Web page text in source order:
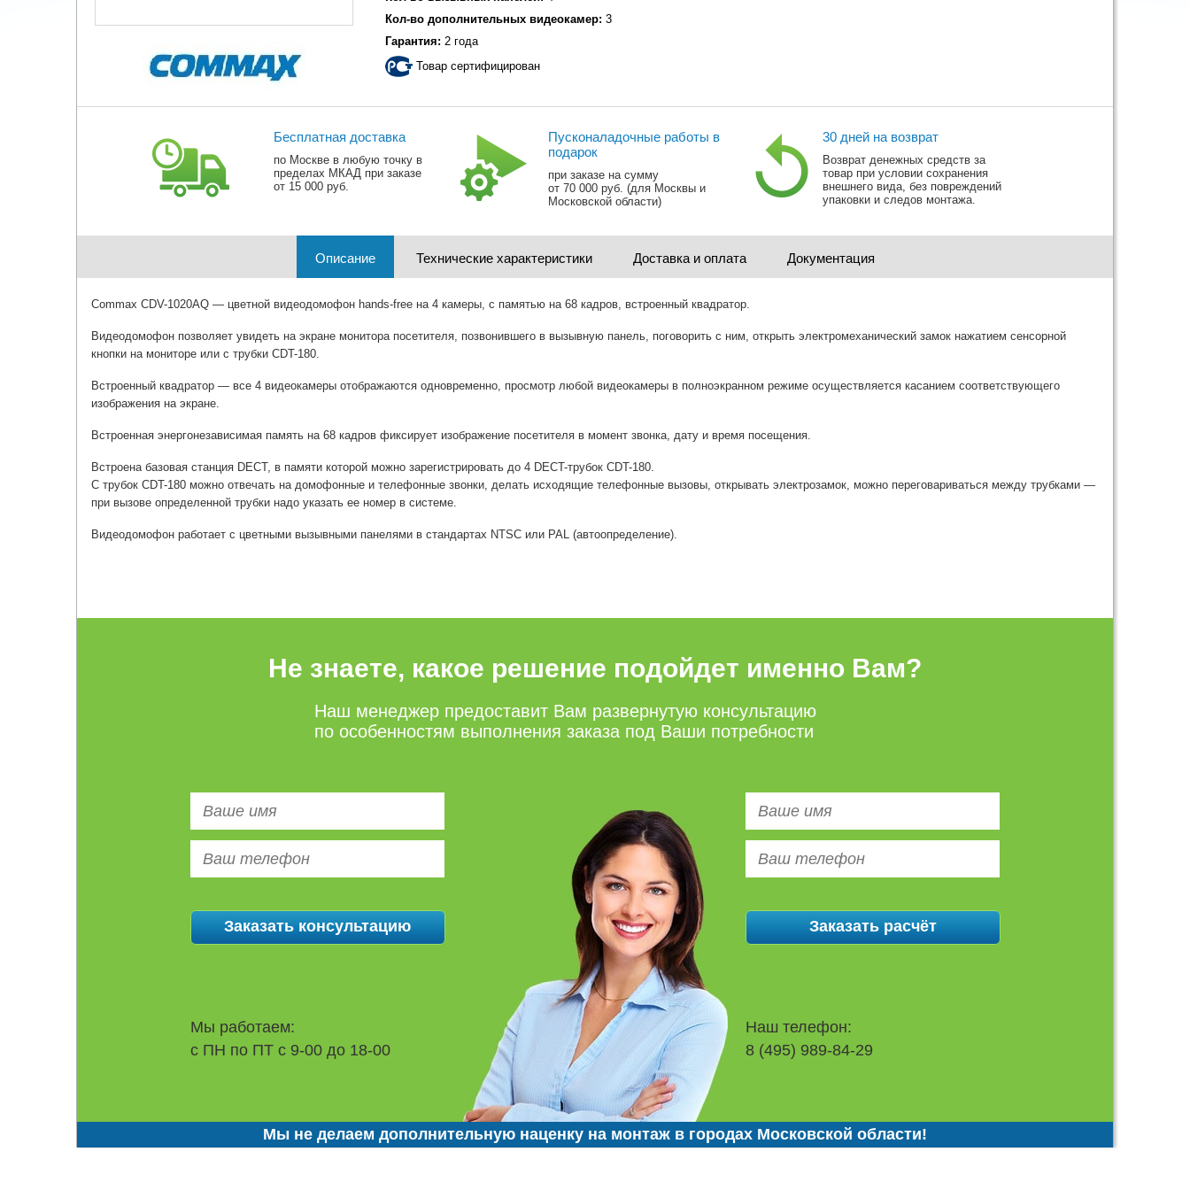
Кол-во дополнительных видеокамер: 3
Гарантия: 2 года
Товар сертифицирован
Бесплатная доставка
по Москве в любую точку в
пределах МКАД при заказе
от 15 000 руб.
Пусконаладочные работы в
подарок
при заказе на сумму
от 70 000 руб. (для Москвы и
Московской области)
30 дней на возврат
Возврат денежных средств за
товар при условии сохранения
внешнего вида, без повреждений
упаковки и следов монтажа.
Описание Технические характеристики Доставка и оплата Документация
Commax CDV-1020AQ — цветной видеодомофон hands-free на 4 камеры, с памятью на 68 кадров, встроенный квадратор.
Видеодомофон позволяет увидеть на экране монитора посетителя, позвонившего в вызывную панель, поговорить с ним, открыть электромеханический замок нажатием сенсорной
кнопки на мониторе или с трубки CDT-180.
Встроенный квадратор — все 4 видеокамеры отображаются одновременно, просмотр любой видеокамеры в полноэкранном режиме осуществляется касанием соответствующего
изображения на экране.
Встроенная энергонезависимая память на 68 кадров фиксирует изображение посетителя в момент звонка, дату и время посещения.
Встроена базовая станция DECT, в памяти которой можно зарегистрировать до 4 DECT-трубок CDT-180.
С трубок CDT-180 можно отвечать на домофонные и телефонные звонки, делать исходящие телефонные вызовы, открывать электрозамок, можно переговариваться между трубками —
при вызове определенной трубки надо указать ее номер в системе.
Видеодомофон работает с цветными вызывными панелями в стандартах NTSC или PAL (автоопределение).
Не знаете, какое решение подойдет именно Вам?
Наш менеджер предоставит Вам развернутую консультацию
по особенностям выполнения заказа под Ваши потребности
Мы работаем:
с ПН по ПТ с 9-00 до 18-00
Наш телефон:
8 (495) 989-84-29
Мы не делаем дополнительную наценку на монтаж в городах Московской области!